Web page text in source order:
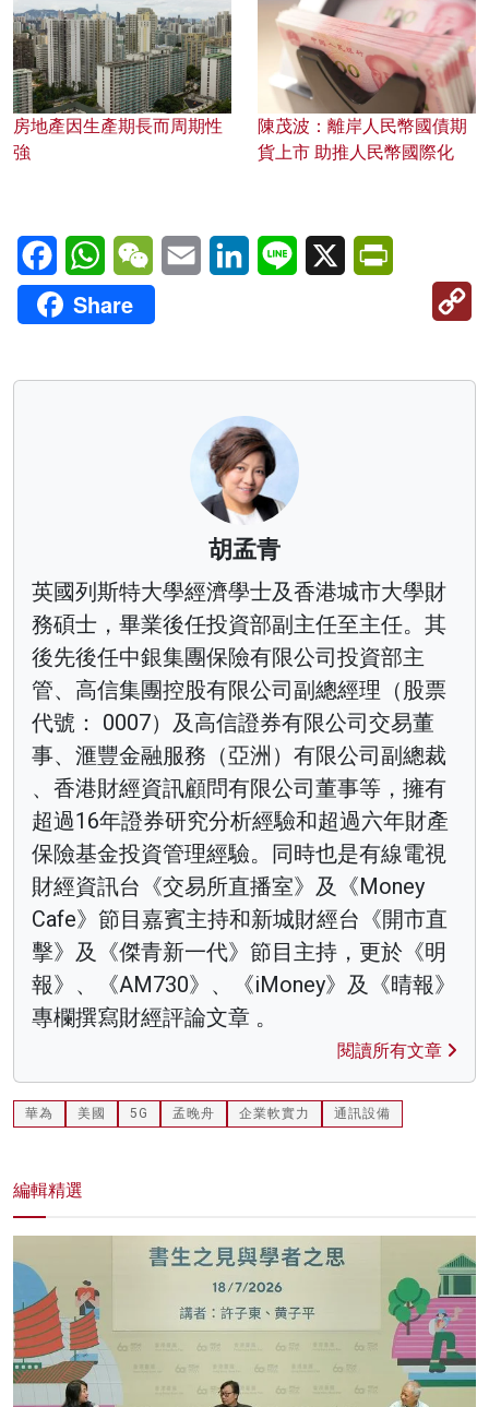
房地產因生產期長而周期性
強
陳茂波：離岸人民幣國債期
貨上市 助推人民幣國際化
FacebookWhatsAppWeChatEmail LinkedInLine X
Share
胡孟青
英國列斯特大學經濟學士及香港城市大學財
務碩士，畢業後任投資部副主任至主任。其
後先後任中銀集團保險有限公司投資部主
管、高信集團控股有限公司副總經理（股票
代號： 0007）及高信證券有限公司交易董
事、滙豐金融服務（亞洲）有限公司副總裁
、香港財經資訊顧問有限公司董事等，擁有
超過16年證券研究分析經驗和超過六年財產
保險基金投資管理經驗。同時也是有線電視
財經資訊台《交易所直播室》及《Money
Cafe》節目嘉賓主持和新城財經台《開市直
擊》及《傑青新一代》節目主持，更於《明
報》、《AM730》、《iMoney》及《晴報》
專欄撰寫財經評論文章 。
閱讀所有文章
華為 美國 5G 孟晚舟 企業軟實力 通訊設備
編輯精選